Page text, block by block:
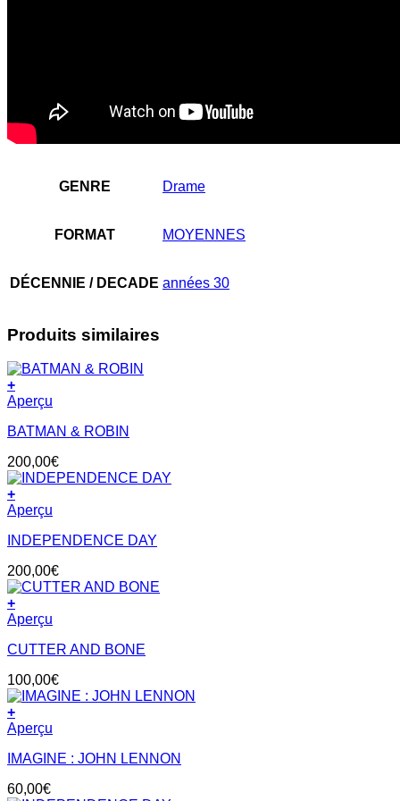
GENRE Drame
FORMAT MOYENNES
DÉCENNIE / DECADE années 30
Produits similaires
+
Aperçu
BATMAN & ROBIN
200,00€
+
Aperçu
INDEPENDENCE DAY
200,00€
+
Aperçu
CUTTER AND BONE
100,00€
+
Aperçu
IMAGINE : JOHN LENNON
60,00€